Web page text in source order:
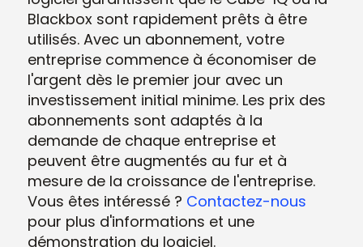
Blackbox sont rapidement prêts à être
utilisés. Avec un abonnement, votre
entreprise commence à économiser de
l'argent dès le premier jour avec un
investissement initial minime. Les prix des
abonnements sont adaptés à la
demande de chaque entreprise et
peuvent être augmentés au fur et à
mesure de la croissance de l'entreprise.
Vous êtes intéressé ? Contactez-nous
pour plus d'informations et une
démonstration du logiciel.